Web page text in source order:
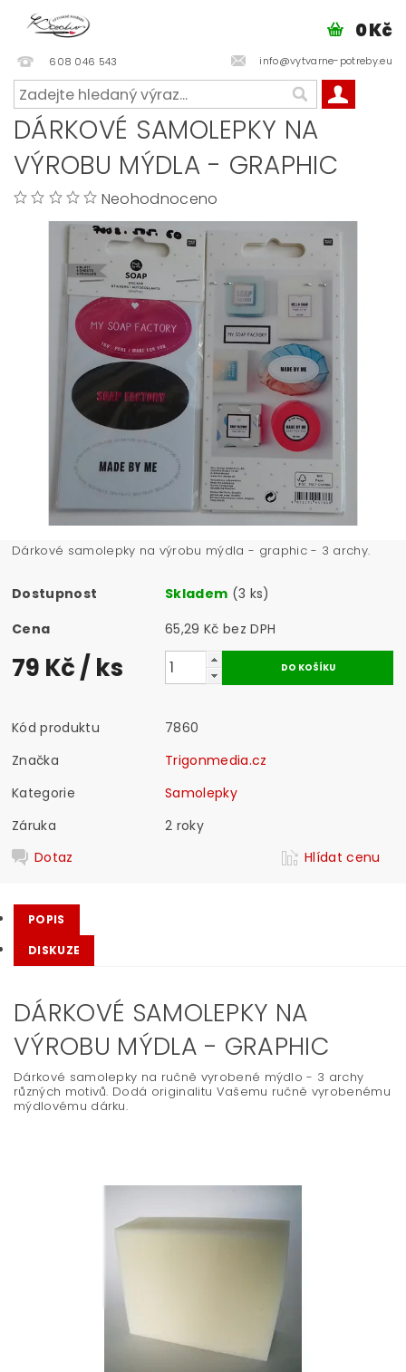
608 046 543 info@vytvarne-potreby.eu
0 Kč
DÁRKOVÉ SAMOLEPKY NA
VÝROBU MÝDLA - GRAPHIC
Neohodnoceno
Dárkové samolepky na výrobu mýdla - graphic - 3 archy.
Dostupnost Skladem (3 ks)
Cena
65,29 Kč bez DPH
79 Kč/ ks
Kód produktu
7860
Značka
Trigonmedia.cz
Kategorie
Samolepky
Záruka
2 roky
Dotaz
Hlídat cenu
POPIS
DISKUZE
DÁRKOVÉ SAMOLEPKY NA
VÝROBU MÝDLA - GRAPHIC
Dárkové samolepky na ručně vyrobené mýdlo - 3 archy
různých motivů. Dodá originalitu Vašemu ručně vyrobenému
mýdlovému dárku.